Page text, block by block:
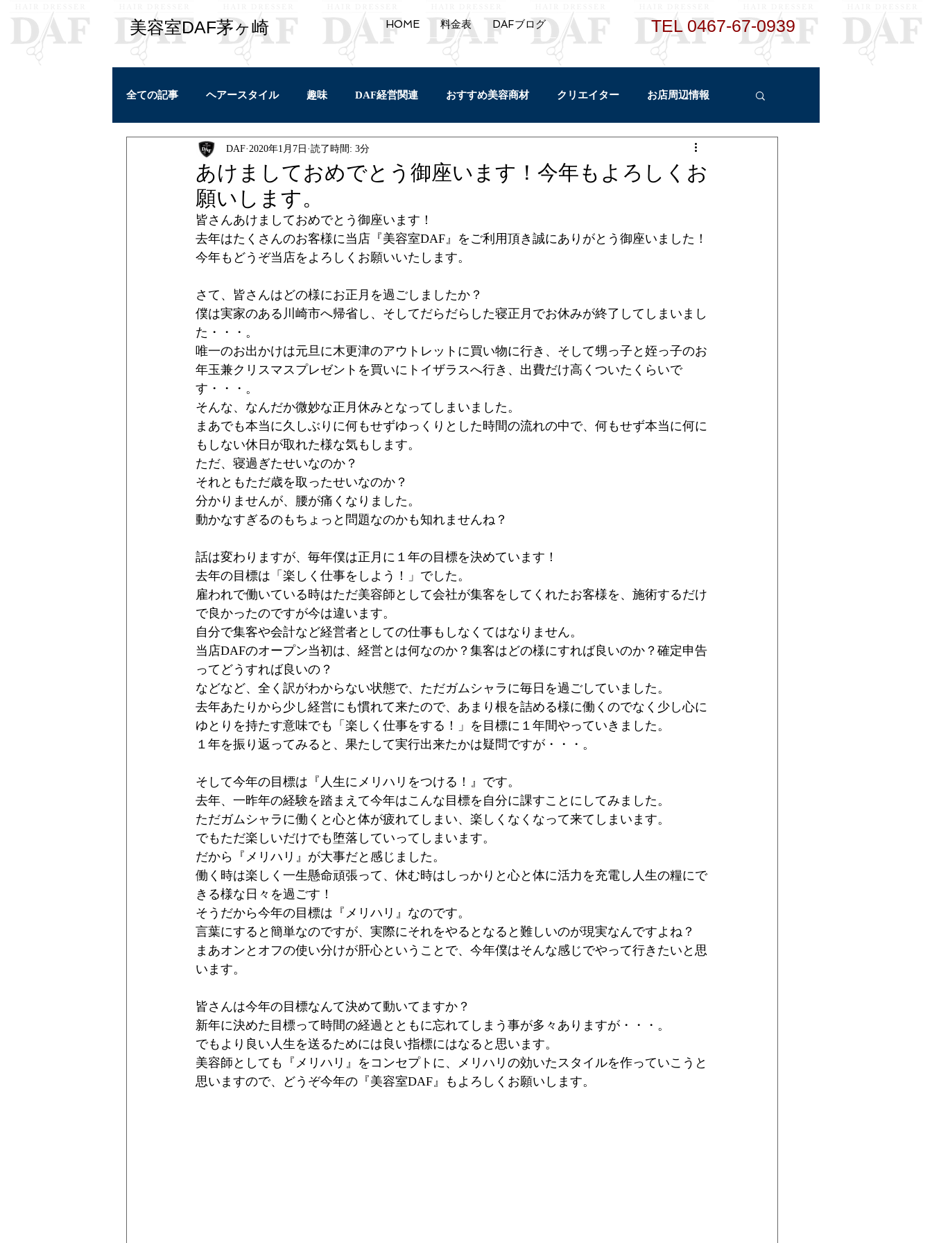
​美容室DAF茅ヶ崎 HOME 料金表 DAFブログ TEL ​ 0467-67-0939
全ての記事 ヘアースタイル 趣味 DAF経営関連 おすすめ美容商材 クリエイター お店周辺情報
ヘアケア 私ごと セルフプロデュース 新メニュー
カラーリング
あけましておめでとう御座います！今年もよろしくお
願いします。
DAF 2020年1月7日 読了時間: 3分
皆さんあけましておめでとう御座います！
去年はたくさんのお客様に当店『美容室DAF』をご利用頂き誠にありがとう御座いました！
今年もどうぞ当店をよろしくお願いいたします。
さて、皆さんはどの様にお正月を過ごしましたか？
僕は実家のある川崎市へ帰省し、そしてだらだらした寝正月でお休みが終了してしまいまし
た・・・。
唯一のお出かけは元旦に木更津のアウトレットに買い物に行き、そして甥っ子と姪っ子のお
年玉兼クリスマスプレゼントを買いにトイザラスへ行き、出費だけ高くついたくらいで
す・・・。
そんな、なんだか微妙な正月休みとなってしまいました。
まあでも本当に久しぶりに何もせずゆっくりとした時間の流れの中で、何もせず本当に何に
もしない休日が取れた様な気もします。
ただ、寝過ぎたせいなのか？
それともただ歳を取ったせいなのか？
分かりませんが、腰が痛くなりました。
動かなすぎるのもちょっと問題なのかも知れませんね？
話は変わりますが、毎年僕は正月に１年の目標を決めています！
去年の目標は「楽しく仕事をしよう！」でした。
雇われで働いている時はただ美容師として会社が集客をしてくれたお客様を、施術するだけ
で良かったのですが今は違います。
自分で集客や会計など経営者としての仕事もしなくてはなりません。
当店DAFのオープン当初は、経営とは何なのか？集客はどの様にすれば良いのか？確定申告
ってどうすれば良いの？
などなど、全く訳がわからない状態で、ただガムシャラに毎日を過ごしていました。
去年あたりから少し経営にも慣れて来たので、あまり根を詰める様に働くのでなく少し心に
ゆとりを持たす意味でも「楽しく仕事をする！」を目標に１年間やっていきました。
１年を振り返ってみると、果たして実行出来たかは疑問ですが・・・。
そして今年の目標は『人生にメリハリをつける！』です。
去年、一昨年の経験を踏まえて今年はこんな目標を自分に課すことにしてみました。
ただガムシャラに働くと心と体が疲れてしまい、楽しくなくなって来てしまいます。
でもただ楽しいだけでも堕落していってしまいます。
だから『メリハリ』が大事だと感じました。
働く時は楽しく一生懸命頑張って、休む時はしっかりと心と体に活力を充電し人生の糧にで
きる様な日々を過ごす！
そうだから今年の目標は『メリハリ』なのです。
言葉にすると簡単なのですが、実際にそれをやるとなると難しいのが現実なんですよね？
まあオンとオフの使い分けが肝心ということで、今年僕はそんな感じでやって行きたいと思
います。
皆さんは今年の目標なんて決めて動いてますか？
新年に決めた目標って時間の経過とともに忘れてしまう事が多々ありますが・・・。
でもより良い人生を送るためには良い指標にはなると思います。
美容師としても『メリハリ』をコンセプトに、メリハリの効いたスタイルを作っていこうと
思いますので、どうぞ今年の『美容室DAF』もよろしくお願いします。